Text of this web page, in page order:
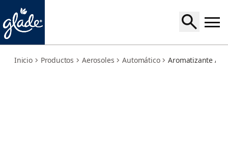
Inicio Productos Aerosoles Automático Aromatizante